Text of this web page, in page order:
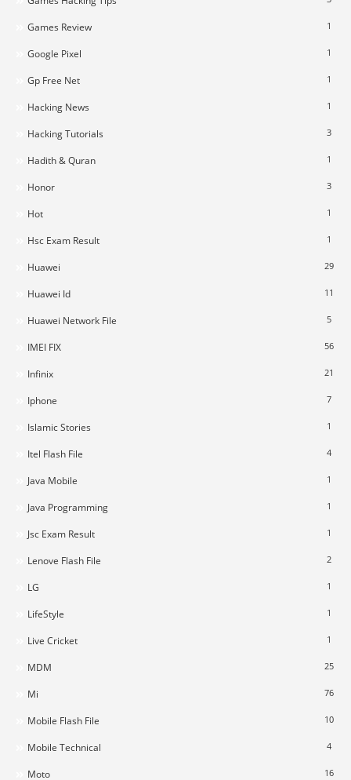
Games Review 1
Google Pixel 1
Gp Free Net 1
Hacking News 1
Hacking Tutorials 3
Hadith & Quran 1
Honor 3
Hot 1
Hsc Exam Result 1
Huawei 29
Huawei Id 11
Huawei Network File 5
IMEI FIX 56
Infinix 21
Iphone 7
Islamic Stories 1
Itel Flash File 4
Java Mobile 1
Java Programming 1
Jsc Exam Result 1
Lenove Flash File 2
LG 1
LifeStyle 1
Live Cricket 1
MDM 25
Mi 76
Mobile Flash File 10
Mobile Technical 4
Moto 16